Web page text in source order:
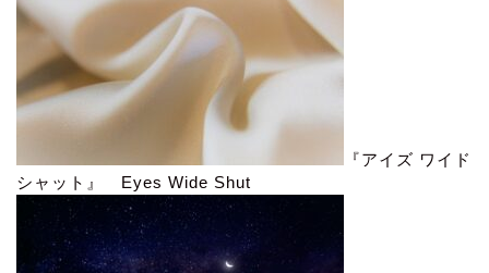
『アイズ ワイド
シャット』 Eyes Wide Shut